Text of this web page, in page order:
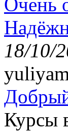
18/10/
Курсы